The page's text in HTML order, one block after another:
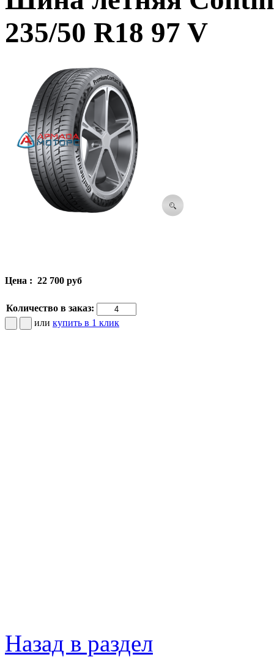
235/50 R18 97 V
Цена : 22 700 руб
Количество в заказ:
или купить в 1 клик
Назад в раздел